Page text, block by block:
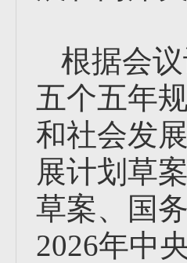
根据会
五个五年
和社会发
展计划草
草案、国
2026年中